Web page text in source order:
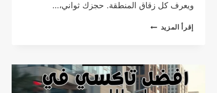
ويعرف كل زقاق المنطقة. حجزك ثواني،…
إقرأ المزيد رقم
أسهل
حجز
وأحلى